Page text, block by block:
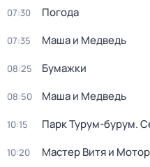
07:30 Погода
07:35 Маша и Медведь
08:25 Бумажки
08:50 Маша и Медведь
10:15 Парк Турум-бурум.
10:20 Мастер Витя и Мотор